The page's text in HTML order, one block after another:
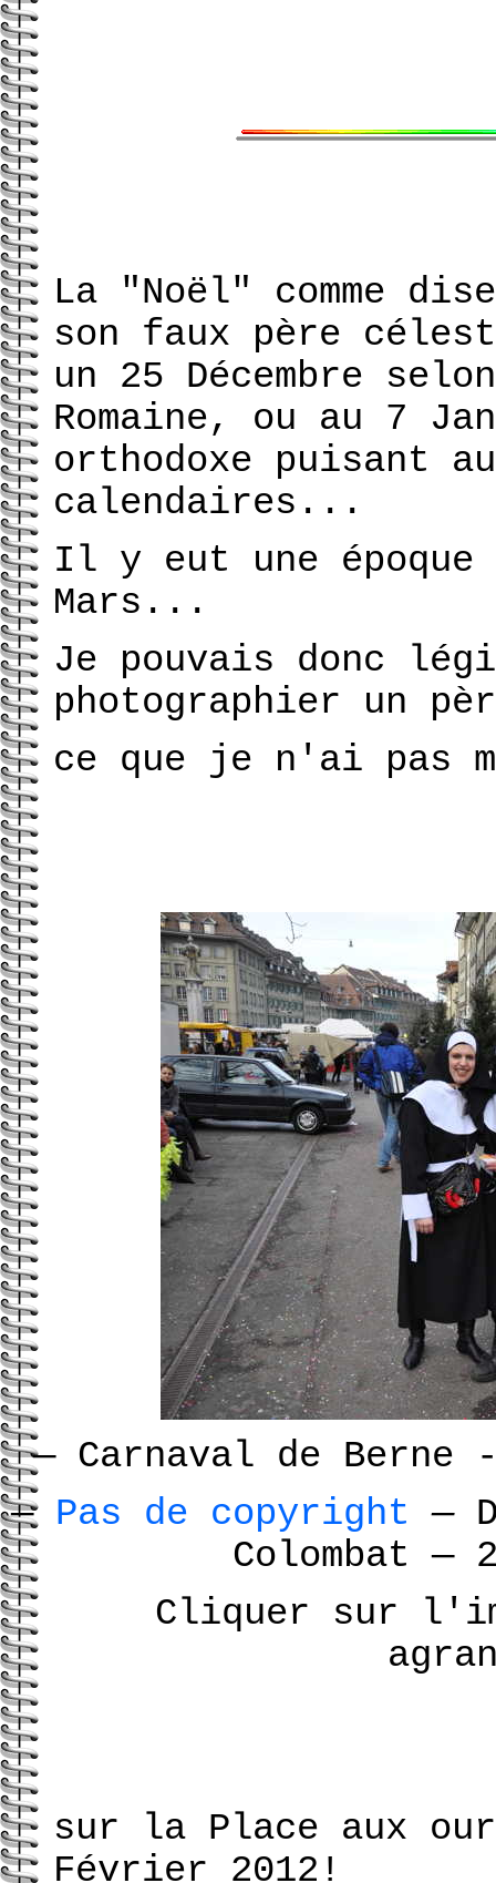
La "Noël" comme
son faux père
un 25 Décembre
Romaine, ou au 7
orthodoxe puisant
calendaires...
Il y eut une époque
Mars...
Je pouvais donc
photographier un
ce que je n'ai pas
—Carnaval de Berne
— Pas de copyright—
Colombat—
Cliquer sur
sur la Place aux
Février 2012!